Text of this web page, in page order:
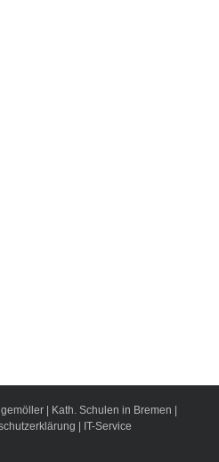
Kath. Schulen in Bremen
IT-Service